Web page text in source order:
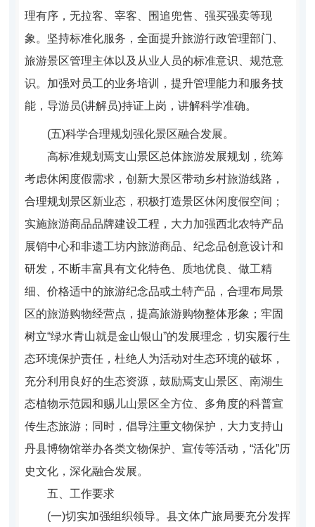
理有序，无拉客、宰客、围追兜售、强买强卖等现
象。坚持标准化服务，全面提升旅游行政管理部门、
旅游景区管理主体以及从业人员的标准意识、规范意
识。加强对员工的业务培训，提升管理能力和服务技
能，导游员(讲解员)持证上岗，讲解科学准确。
(五)科学合理规划强化景区融合发展。
高标准规划焉支山景区总体旅游发展规划，统筹
考虑休闲度假需求，创新大景区带动乡村旅游线路，
合理规划景区新业态，积极打造景区休闲度假空间；
实施旅游商品品牌建设工程，大力加强西北农特产品
展销中心和非遗工坊内旅游商品、纪念品创意设计和
研发，不断丰富具有文化特色、质地优良、做工精
细、价格适中的旅游纪念品或土特产品，合理布局景
区的旅游购物经营点，提高旅游购物整体形象；牢固
树立“绿水青山就是金山银山”的发展理念，切实履行生
态环境保护责任，杜绝人为活动对生态环境的破坏，
充分利用良好的生态资源，鼓励焉支山景区、南湖生
态植物示范园和赐儿山景区全方位、多角度的科普宣
传生态旅游；同时，倡导注重文物保护，大力支持山
丹县博物馆举办各类文物保护、宣传等活动，“活化”历
史文化，深化融合发展。
五、工作要求
(一)切实加强组织领导。 县文体广旅局要充分发挥